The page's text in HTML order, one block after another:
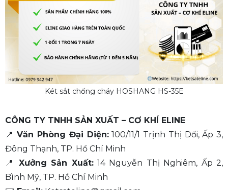
Két sắt chống cháy HOSHANG HS-35E
CÔNG TY TNHH SẢN XUẤT – CƠ KHÍ ELINE
📍Văn Phòng Đại Diện:100/11/1 Trịnh Thị Dối, Ấp 3,
Đông Thạnh, TP. Hồ Chí Minh
📍 Xưởng Sản Xuất:14 Nguyễn Thị Nghiêm, Ấp 2,
Bình Mỹ, TP. Hồ Chí Minh